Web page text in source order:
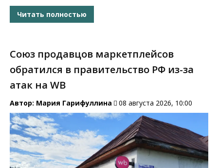
Читать полностью
Союз продавцов маркетплейсов
обратился в правительство РФ из-за
атак на WB
Автор: Мария Гарифуллина 08 августа 2026, 10:00